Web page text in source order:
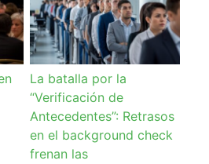
La batalla por la
“Verificación de
Antecedentes”: Retrasos
en el background check
frenan las